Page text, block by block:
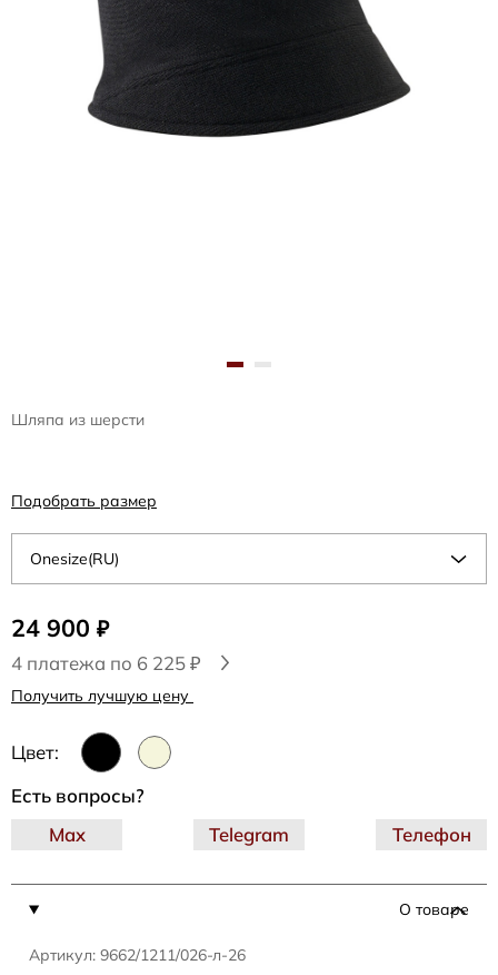
Шляпа из шерсти
24 900 ₽
4 платежа по 6 225 ₽
Получить лучшую цену
Цвет:
Onesize(RU)
Подобрать размер
О товаре
Артикул: 9662/1211/026-л-26
Есть вопросы?
Telegram
Max Телефон